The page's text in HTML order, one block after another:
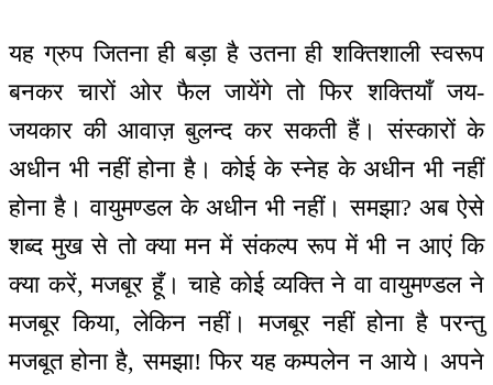
यह ग्रुप जितना ही बड़ा है उतना ही शक्तिशाली स्वरूप
बनकर चारों ओर फैल जायेंगे तो फिर शक्तियाँ जय-
जयकार की आवाज़ बुलन्द कर सकती हैं। संस्कारों के
अधीन भी नहीं होना है। कोई के स्नेह के अधीन भी नहीं
होना है। वायुमण्डल के अधीन भी नहीं। समझा? अब ऐसे
शब्द मुख से तो क्या मन में संकल्प रूप में भी न आएं कि
क्या करें, मजबूर हूँ। चाहे कोई व्यक्ति ने वा वायुमण्डल ने
मजबूर किया, लेकिन नहीं। मजबूर नहीं होना है परन्तु
मजबूत होना है, समझा! फिर यह कम्पलेन न आये। अपने